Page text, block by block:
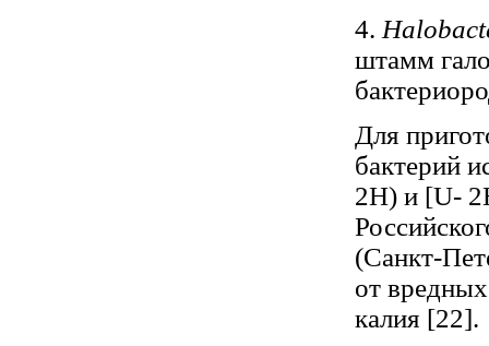
4.
штамм
Для
бактерий
2H) и [U-
(Санкт-
от
калия [22].